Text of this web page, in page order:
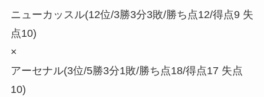
ニューカッスル(12位/3勝3分3敗/勝ち点12/得点9 失
点10)
×
アーセナル(3位/5勝3分1敗/勝ち点18/得点17 失点
10)